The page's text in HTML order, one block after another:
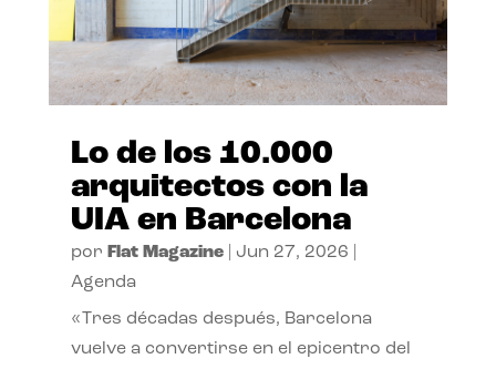
Lo de los 10.000
arquitectos con la
UIA en Barcelona
por Flat Magazine| Jun 27, 2026
Agenda
«Tres décadas después, Barcelona
vuelve a convertirse en el epicentro del